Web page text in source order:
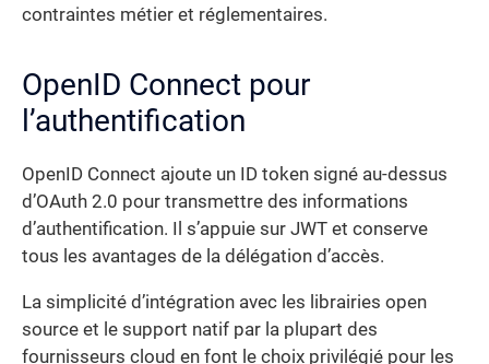
contraintes métier et réglementaires.
OpenID Connect pour
l’authentification
OpenID Connect ajoute un ID token signé au-dessus
d’OAuth 2.0 pour transmettre des informations
d’authentification. Il s’appuie sur JWT et conserve
tous les avantages de la délégation d’accès.
La simplicité d’intégration avec les librairies open
source et le support natif par la plupart des
fournisseurs cloud en font le choix privilégié pour les